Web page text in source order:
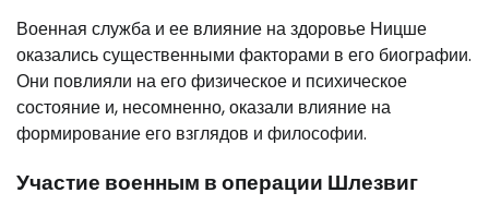
Военная служба и ее влияние на здоровье Ницше
оказались существенными факторами в его биографии.
Они повлияли на его физическое и психическое
состояние и, несомненно, оказали влияние на
формирование его взглядов и философии.
Участие военным в операции Шлезвиг